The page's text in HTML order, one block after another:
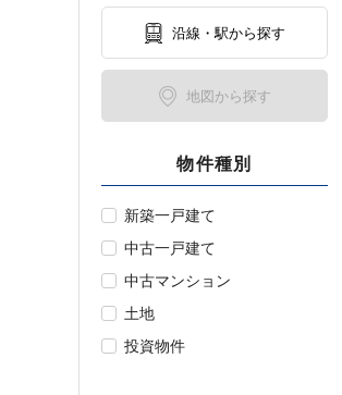
沿線・駅から探す
地図から探す
物件種別
新築一戸建て
中古一戸建て
中古マンション
土地
投資物件